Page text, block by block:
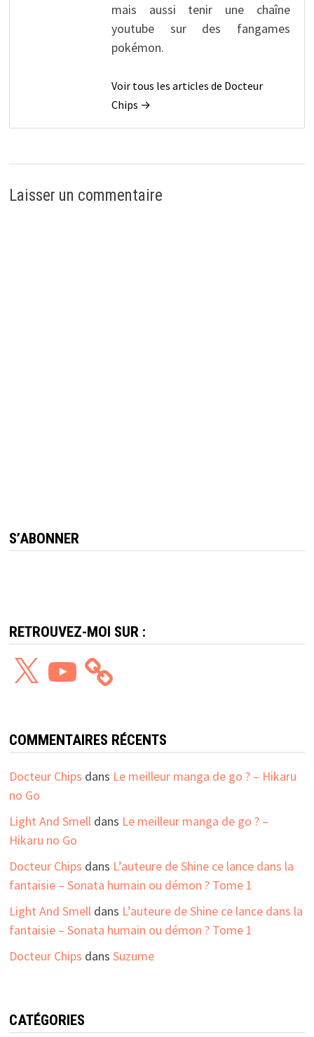
mais aussi tenir une chaîne
youtube sur des fangames
pokémon.
Voir tous les articles de Docteur
Chips →
Laisser un commentaire
S’ABONNER
RETROUVEZ-MOI SUR :
YouTube
COMMENTAIRES RÉCENTS
Docteur Chips dans Le meilleur manga de go ? – Hikaru
no Go
Light And Smelldans Le meilleur manga de go ? –
Hikaru no Go
Docteur Chips dans L’auteure de Shine ce lance dans la
fantaisie – Sonata humain ou démon ? Tome 1
Light And Smelldans L’auteure de Shine ce lance dans la
fantaisie – Sonata humain ou démon ? Tome 1
Docteur Chips dans Suzume
CATÉGORIES